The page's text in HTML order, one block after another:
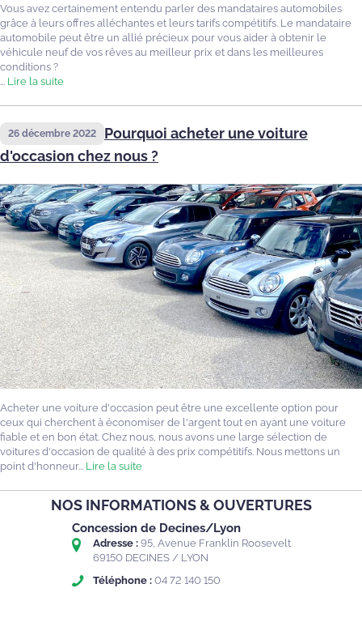
Vous avez certainement entendu parler des mandataires automobiles
grâce à leurs offres alléchantes et leurs tarifs compétitifs. Le mandataire
automobile peut être un allié précieux pour vous aider à obtenir le
véhicule neuf de vos rêves au meilleur prix et dans les meilleures
conditions ?
Lire la suite
26 décembre 2022
Pourquoi acheter une voiture
d'occasion chez nous ?
Acheter une voiture d'occasion peut être une excellente option pour
ceux qui cherchent à économiser de l'argent tout en ayant une voiture
fiable et en bon état. Chez nous, nous avons une large sélection de
voitures d'occasion de qualité à des prix compétitifs. Nous mettons un
point d'honneur... Lire la suite
NOS INFORMATIONS & OUVERTURES
Concession de Decines/Lyon
Adresse : 95, Avenue Franklin Roosevelt
69150 DECINES / LYON
Téléphone : 04 72 140 150